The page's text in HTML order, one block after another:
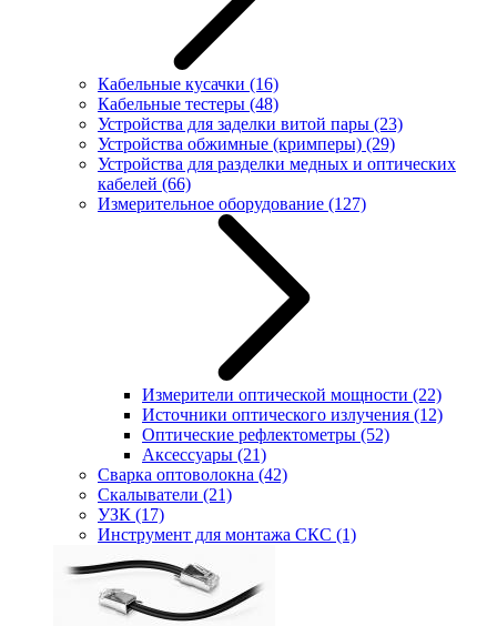
Кабельные кусачки (16)
Кабельные тестеры (48)
Устройства для заделки витой пары (23)
Устройства обжимные (кримперы) (29)
Устройства для разделки медных и оптических
кабелей (66)
Измерительное оборудование (127)
Измерители оптической мощности (22)
Источники оптического излучения (12)
Оптические рефлектометры (52)
Аксессуары (21)
Сварка оптоволокна (42)
Скалыватели (21)
УЗК (17)
Инструмент для монтажа СКС (1)